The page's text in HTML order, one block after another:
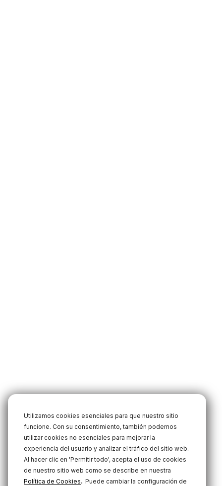
Utilizamos cookies esenciales para que nuestro sitio
funcione. Con su consentimiento, también podemos
utilizar cookies no esenciales para mejorar la
experiencia del usuario y analizar el tráfico del sitio web.
Al hacer clic en 'Permitir todo', acepta el uso de cookies
de nuestro sitio web como se describe en nuestra
Política de Cookies. Puede cambiar la configuración de